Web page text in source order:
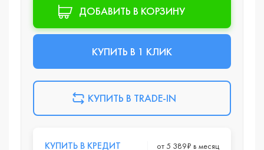
ДОБАВИТЬ В КОРЗИНУ
КУПИТЬ В 1 КЛИК
КУПИТЬ В TRADE-IN
КУПИТЬ В КРЕДИТ от 5 389₽ в месяц